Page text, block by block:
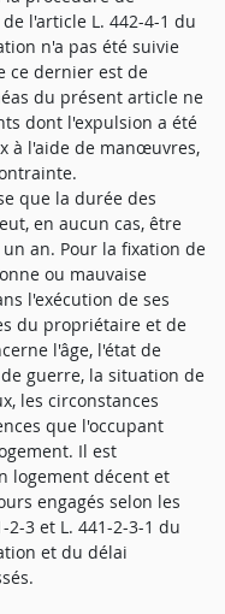
l'article L. 442-4-1 du
n'a pas été suivie
ce dernier est de
du présent article ne
dont l'expulsion a été
à l'aide de manœuvres,
que la durée des
en aucun cas, être
an. Pour la fixation de
ou mauvaise
l'exécution de ses
du propriétaire et de
l'âge, l'état de
guerre, la situation de
les circonstances
que l'occupant
Il est
logement décent et
engagés selon les
3 et L. 441-2-3-1 du
et du délai